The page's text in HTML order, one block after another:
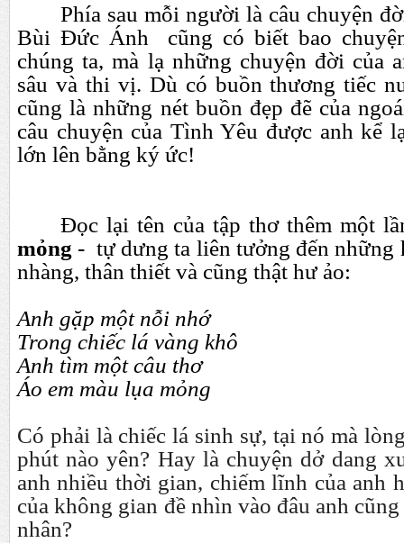
Phía sau mỗi người là câu chuyện
Bùi Đức Ánh cũng có biết bao
chúng ta, mà lạ những chuyện đời của
sâu và thi vị. Dù có buồn thương tiếc
cũng là những nét buồn đẹp đẽ của
câu chuyện của Tình Yêu được anh kể
lớn lên bằng ký ức!
Đọc lại tên của tập thơ thêm một
mỏng - tự dưng ta liên tưởng đến những
nhàng, thân thiết và cũng thật hư ảo:
Anh gặp một nỗi nhớ
Trong chiếc lá vàng khô
Anh tìm một câu thơ
Áo em màu lụa mỏng
Có phải là chiếc lá sinh sự, tại nó mà
phút nào yên? Hay là chuyện dở dang
anh nhiều thời gian, chiếm lĩnh của anh
của không gian đề nhìn vào đâu anh
nhân?